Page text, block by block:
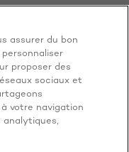
IT
assurer du bon
proposer des
sociaux et
votre navigation